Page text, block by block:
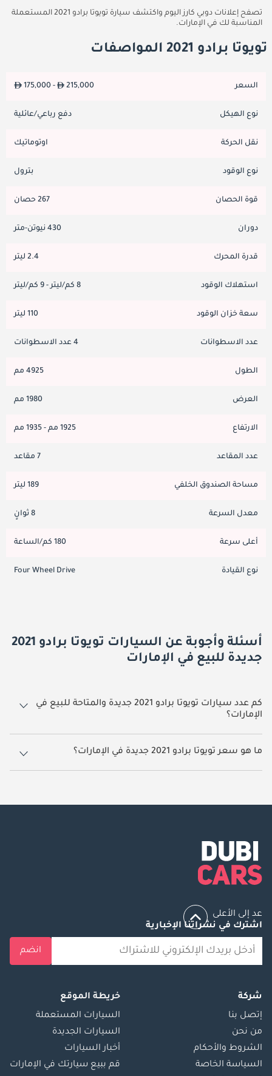
تصفح إعلانات دوبي كارز اليوم واكتشف سيارة تويوتا برادو 2021 المستعملة
المناسبة لك في الإمارات.
تويوتا برادو 2021 المواصفات
السعر 175,000 - 215,000
نوع الهيكل دفع رباعي/عائلية
نقل الحركة اوتوماتيك
نوع الوقود بترول
قوة الحصان 267 حصان
دوران 430 نيوتن-متر
قدرة المحرك 2.4 ليتر
استهلاك الوقود 8 كم/ليتر - 9 كم/ليتر
سعة خزان الوقود 110 ليتر
عدد الاسطوانات 4 عدد الاسطوانات
الطول 4925 مم
العرض 1980 مم
الارتفاع 1925 مم - 1935 مم
عدد المقاعد 7 مقاعد
مساحة الصندوق الخلفي 189 ليتر
معدل السرعة 8 ثوانٍ
أعلى سرعة 180 كم/الساعة
نوع القيادة Four Wheel Drive
أسئلة وأجوبة عن السيارات تويوتا برادو 2021
جديدة للبيع في الإمارات
كم عدد سيارات تويوتا برادو 2021 جديدة والمتاحة للبيع في
الإمارات؟
9 سيارة تويوتا برادو 2021 جديدة متوفرة للبيع في الإمارات.
ما هو سعر تويوتا برادو 2021 جديدة في الإمارات؟
يبدأ سعر سيارة تويوتا برادو 2021 جديدة في الإمارات 175,000.
عد إلى الأعلى
اشترك في نشراتنا الإخبارية
انضم
شركة
إتصل بنا
من نحن
الشروط والأحكام
السياسة الخاصة
خريطة الموقع
السيارات المستعملة
السيارات الجديدة
أخبار السيارات
قم ببيع سيارتك في الإمارات